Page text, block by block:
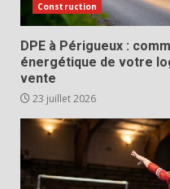
Construction
DPE à Périgueux :
énergétique de votre
vente
23 juillet 2026